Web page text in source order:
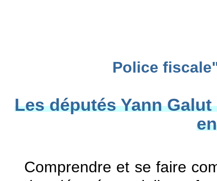
Police
Les députés Yann
Comprendre et se faire